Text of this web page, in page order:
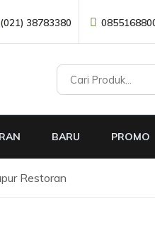
(021) 38783380
BARU PROMO
Restoran